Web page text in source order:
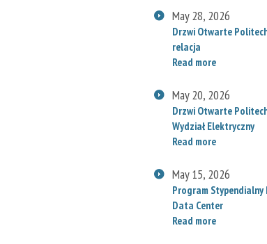
May 28, 2026
Drzwi Otwarte
relacja
Read more
May 20, 2026
Drzwi Otwarte
Wydział Elektryczny
Read more
May 15, 2026
Program Stypendialny
Data Center
Read more